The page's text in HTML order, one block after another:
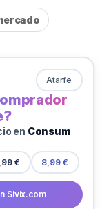
Atarfe
en Consum
€ 8,99 €
Sivix.com